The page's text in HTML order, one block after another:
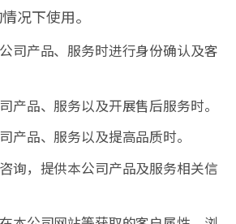
况下使用。
司产品、服务时进行身份确认及客
产品、服务以及开展售后服务时。
产品、服务以及提高品质时。
询，提供本公司产品及服务相关信